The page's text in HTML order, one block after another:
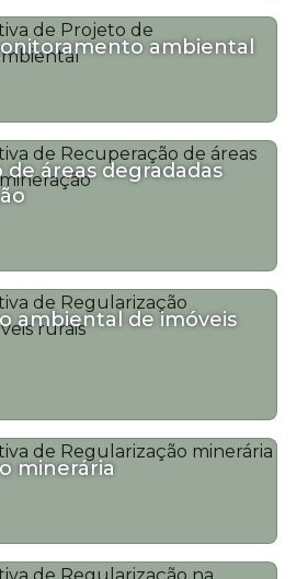
ambiental
de áreas degradadas
ambiental de imóveis
minerária